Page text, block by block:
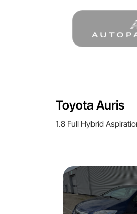
Toyota Auris
1.8 Full Hybrid